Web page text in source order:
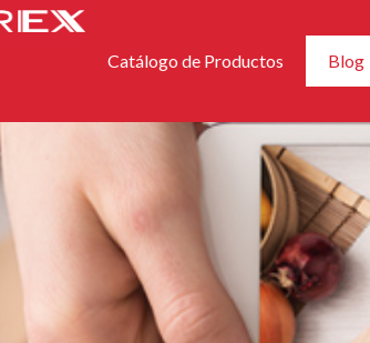
Catálogo de Productos Blog